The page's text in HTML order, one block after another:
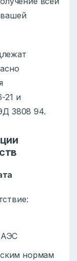
21 и
3808 94.
нормам